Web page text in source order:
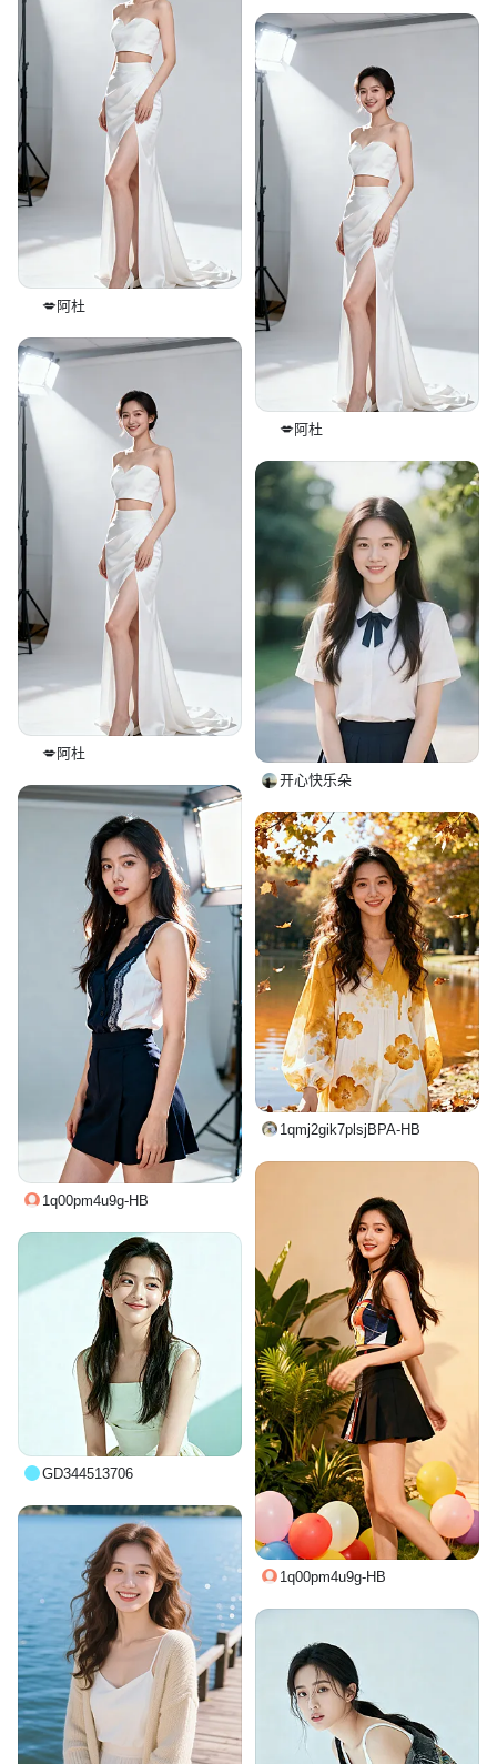
💋阿杜
💋阿杜
💋阿杜
开心快乐朵
1q00pm4u9g-HB
1qmj2gik7plsjBPA-HB
1q00pm4u9g-HB
GD344513706